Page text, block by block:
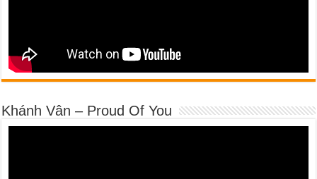
Khánh Vân – Proud Of You